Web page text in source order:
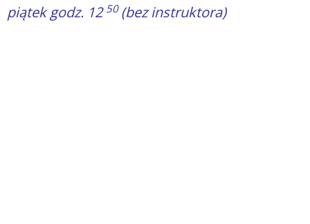
piątek godz. 12 50 (bez instruktora)